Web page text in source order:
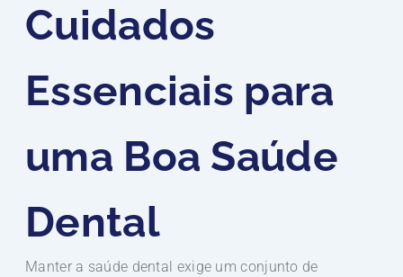
Cuidados
Essenciais para
uma Boa Saúde
Dental
Manter a saúde dental exige um conjunto de